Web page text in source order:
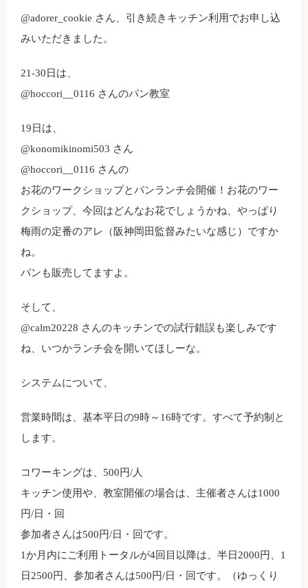
@adorer_cookie さん、引き続きキッチン利用でお申し込
みいただきました。
21-30日は、
@hoccori__0116 さんのパン教室
19日は、
@konomikinomi503 さん
@hoccori__0116 さんの
お花のワークショップとパンランチ会開催！お花のワー
クショップ、今回はどんなお花でしょうかね、やっぱり
梅雨の定番のアレ（阪神岡田監督みたいな感じ）ですか
ね。
パンも販売してますよ。
そして、
@calm20228 さんのキッチンでの試行錯誤も楽しみです
ね、いつかランチ会を開いてほしーな。
システムについて、
営業時間は、基本平日の9時～16時です。すべて予約制と
します。
コワーキングは、500円/人
キッチン使用や、教室開催の場合は、主催者さんは1000
円/日・回
参加者さんは500円/日・回です。
1か月内にご利用トータルが4回目以降は、半日2000円、1
日2500円、参加者さんは500円/日・回です。（ゆっくり